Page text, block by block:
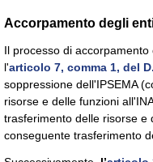
Accorpamento degli
Il processo di
l'articolo 7, comma 1, del
soppressione dell'IPSEMA
risorse e delle funzioni
trasferimento delle risorse e
conseguente trasferimento